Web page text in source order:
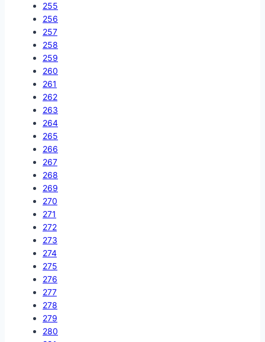
255
256
257
258
259
260
261
262
263
264
265
266
267
268
269
270
271
272
273
274
275
276
277
278
279
280